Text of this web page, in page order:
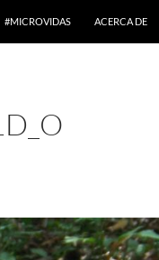
#MICROVIDAS ACERCA DE